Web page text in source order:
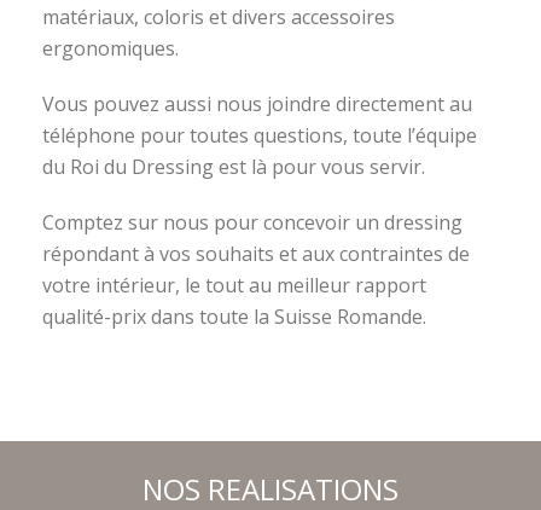
matériaux, coloris et divers accessoires
ergonomiques.
Vous pouvez aussi nous joindre directement au
téléphone pour toutes questions, toute l’équipe
du Roi du Dressing est là pour vous servir.
Comptez sur nous pour concevoir un dressing
répondant à vos souhaits et aux contraintes de
votre intérieur, le tout au meilleur rapport
qualité-prix dans toute la Suisse Romande.
NOS REALISATIONS